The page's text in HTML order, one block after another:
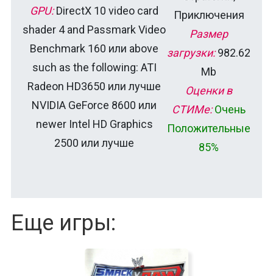
GPU:DirectX 10 video card
shader 4 and Passmark Video
Benchmark 160 или above
such as the following: ATI
Radeon HD3650 или лучше
NVIDIA GeForce 8600 или
newer Intel HD Graphics
2500 или лучше
Приключения
Размер
загрузки:982.62
Mb
Оценки в
СТИМе: Очень
Положительные
85%
Еще игры: